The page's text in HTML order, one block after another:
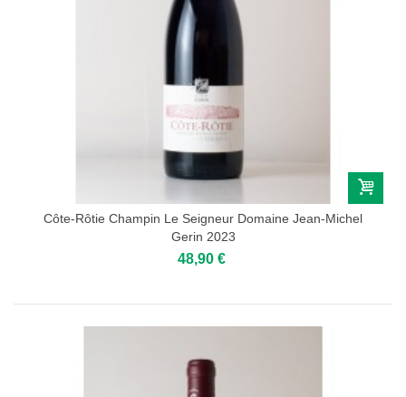
Côte-Rôtie Champin Le Seigneur Domaine Jean-Michel
Gerin 2023
48,90 €